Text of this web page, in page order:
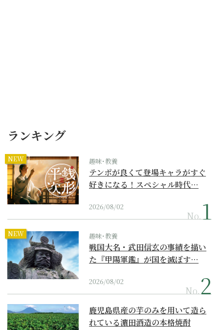
ランキング
NEW 趣味･教養
テンポが良くて登場キャラがすぐ
好きになる！スペシャル時代…
2026/08/02
No.
NEW 趣味･教養
戦国大名・武田信玄の事績を描い
た『甲陽軍鑑』が国を滅ぼす…
2026/08/02
No.
鹿児島県産の芋のみを用いて造ら
れている濵田酒造の本格焼酎